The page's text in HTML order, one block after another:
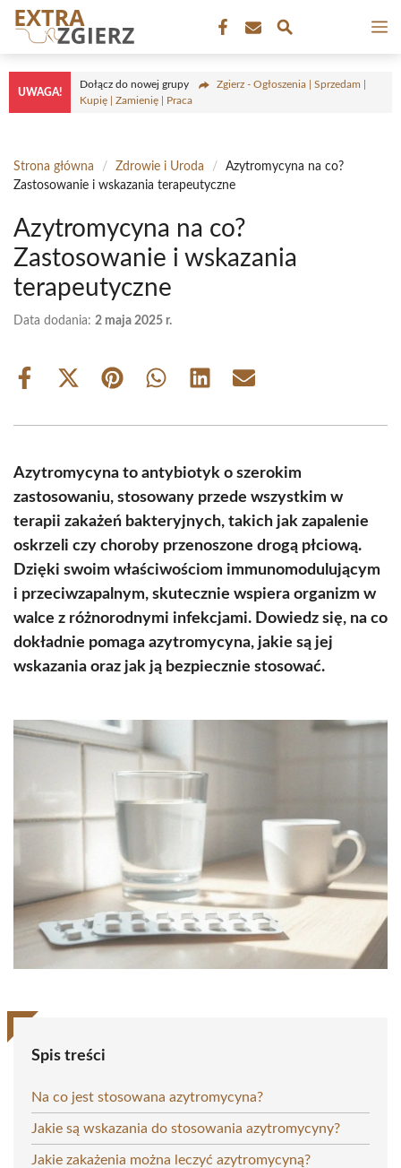
Przejdź
treści
UWAGA!
Dołącz do nowej grupy
Zgierz - Ogłoszenia | Sprzedam |
Kupię | Zamienię | Praca
Strona główna / Zdrowie i Uroda /
Azytromycyna na co?
Zastosowanie i wskazania terapeutyczne
Azytromycyna na co?
Zastosowanie i wskazania
terapeutyczne
Data dodania: 2 maja 2025 r.
Share
Share
(Twitter)
Share Share Share Share
Azytromycyna to antybiotyk o szerokim
zastosowaniu, stosowany przede wszystkim w
terapii zakażeń bakteryjnych, takich jak zapalenie
oskrzeli czy choroby przenoszone drogą płciową.
Dzięki swoim właściwościom immunomodulującym
i przeciwzapalnym, skutecznie wspiera organizm w
walce z różnorodnymi infekcjami. Dowiedz się, na co
dokładnie pomaga azytromycyna, jakie są jej
wskazania oraz jak ją bezpiecznie stosować.
Spis treści
Na co jest stosowana azytromycyna?
Jakie są wskazania do stosowania azytromycyny?
Jakie zakażenia można leczyć azytromycyną?